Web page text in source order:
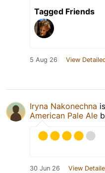
Tagged Friends
5 Aug 26 View
Iryna Nakonechna
American Pale Ale
30 Jun 26 View